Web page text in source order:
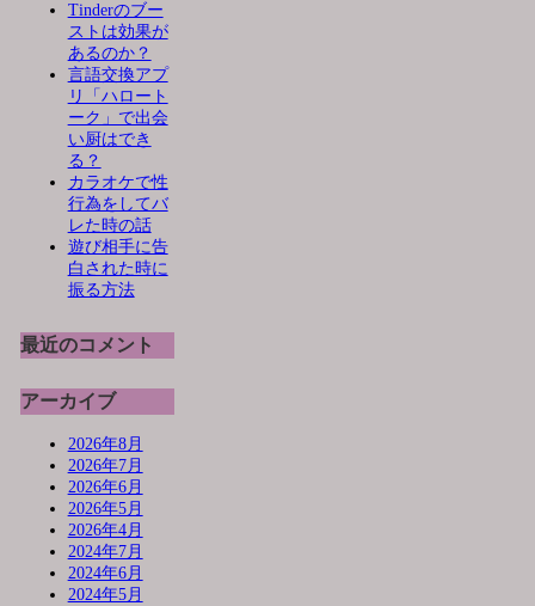
Tinderのブー
ストは効果が
あるのか？
言語交換アプ
リ「ハロート
ーク」で出会
い厨はでき
る？
カラオケで性
行為をしてバ
レた時の話
遊び相手に告
白された時に
振る方法
最近のコメント
アーカイブ
2026年8月
2026年7月
2026年6月
2026年5月
2026年4月
2024年7月
2024年6月
2024年5月